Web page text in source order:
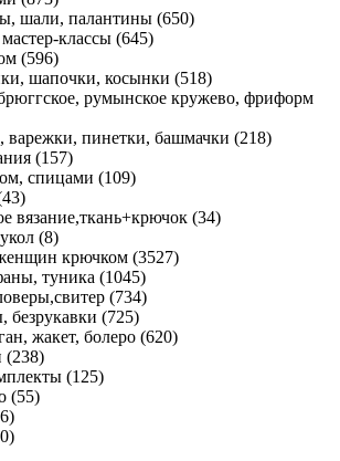
шали, палантины (650)
классы (645)
(596)
шапочки, косынки (518)
румынское кружево, фриформ
варежки, пинетки, башмачки (218)
(157)
спицами (109)
вязание,ткань+крючок (34)
(8)
крючком (3527)
туника (1045)
(734)
(725)
жакет, болеро (620)
(125)
(55)